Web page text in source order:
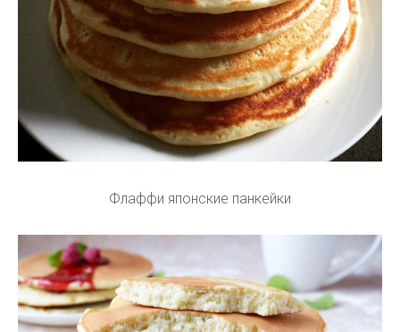
Флаффи японские панкейки